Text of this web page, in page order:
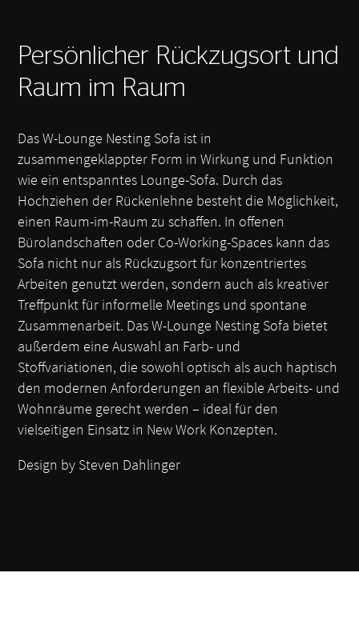
Persönlicher Rückzugsort und
Raum im Raum
Das W-Lounge Nesting Sofa ist in
zusammengeklappter Form in Wirkung und Funktion
wie ein entspanntes Lounge-Sofa. Durch das
Hochziehen der Rückenlehne besteht die Möglichkeit,
einen Raum-im-Raum zu schaffen. In offenen
Bürolandschaften oder Co-Working-Spaces kann das
Sofa nicht nur als Rückzugsort für konzentriertes
Arbeiten genutzt werden, sondern auch als kreativer
Treffpunkt für informelle Meetings und spontane
Zusammenarbeit. Das W-Lounge Nesting Sofa bietet
außerdem eine Auswahl an Farb- und
Stoffvariationen, die sowohl optisch als auch haptisch
den modernen Anforderungen an flexible Arbeits- und
Wohnräume gerecht werden – ideal für den
vielseitigen Einsatz in New Work Konzepten.
Design by Steven Dahlinger